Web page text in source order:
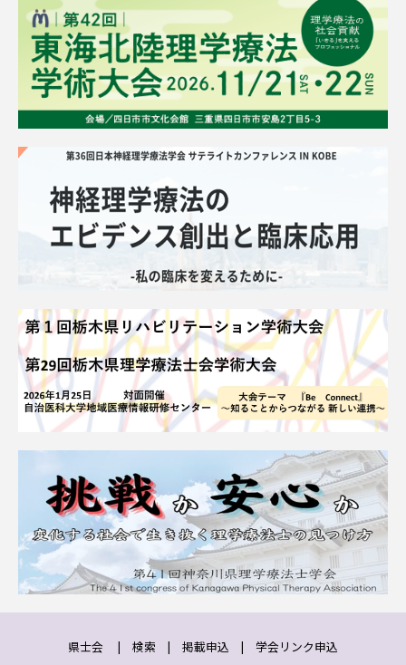
県士会 | 検索 | 掲載申込 | 学会リンク申込